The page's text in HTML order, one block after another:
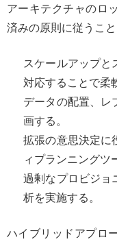
アーキテクチャのロ
済みの原則に従うこ
スケールアップと
対応することで柔
データの配置、レ
画する。
拡張の意思決定に
ィプランニングツ
過剰なプロビジョ
析を実施する。
ハイブリッドアプロ